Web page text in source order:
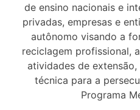
de ensino nacionais e
privadas, empresas e
autônomo visando a
reciclagem profissional,
atividades de
técnica para a
Programa